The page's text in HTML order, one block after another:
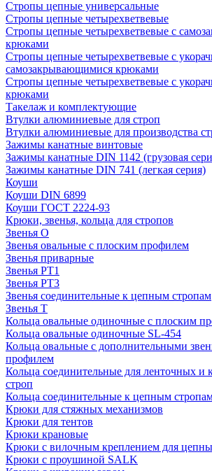
Стропы цепные универсальные
Стропы цепные четырехветвевые
Стропы цепные четырехветвевые с
крюками
Стропы цепные четырехветвевые с
самозакрывающимися крюками
Стропы цепные четырехветвевые с
крюками
Такелаж и комплектующие
Втулки алюминиевые для строп
Втулки алюминиевые для производства
Зажимы канатные винтовые
Зажимы канатные DIN 1142 (грузовая
Зажимы канатные DIN 741 (легкая серия)
Коуши
Коуши DIN 6899
Коуши ГОСТ 2224-93
Крюки, звенья, кольца для стропов
Звенья О
Звенья овальные с плоским профилем
Звенья приварные
Звенья РТ1
Звенья РТ3
Звенья соединительные к цепным стропам
Звенья Т
Кольца овальные одиночные c плоским
Кольца овальные одиночные SL-454
Кольца овальные с дополнительными
профилем
Кольца соединительные для ленточных и
строп
Кольца соединительные к цепным
Крюки для стяжных механизмов
Крюки для тентов
Крюки крановые
Крюки с вилочным креплением для
Крюки с проушиной SALK